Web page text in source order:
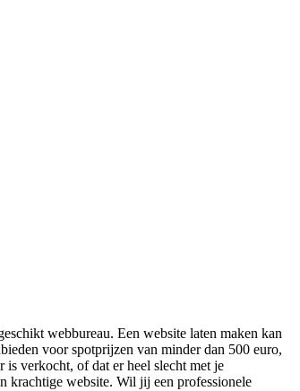
webbureau. Een website laten maken kan
voor spotprijzen van minder dan 500 euro,
is verkocht, of dat er heel slecht met je
krachtige website. Wil jij een professionele